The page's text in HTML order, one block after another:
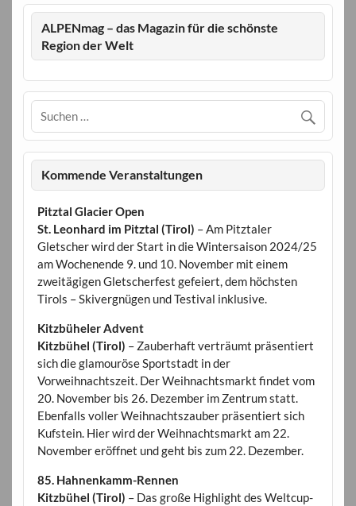
ALPENmag – das Magazin für die schönste
Region der Welt
Kommende Veranstaltungen
Pitztal Glacier Open
St. Leonhard im Pitztal (Tirol) – Am Pitztaler
Gletscher wird der Start in die Wintersaison 2024/25
am Wochenende 9. und 10. November mit einem
zweitägigen Gletscherfest gefeiert, dem höchsten
Tirols – Skivergnügen und Testival inklusive.
Kitzbüheler Advent
Kitzbühel (Tirol) – Zauberhaft verträumt präsentiert
sich die glamouröse Sportstadt in der
Vorweihnachtszeit. Der Weihnachtsmarkt findet vom
20. November bis 26. Dezember im Zentrum statt.
Ebenfalls voller Weihnachtszauber präsentiert sich
Kufstein. Hier wird der Weihnachtsmarkt am 22.
November eröffnet und geht bis zum 22. Dezember.
85. Hahnenkamm-Rennen
Kitzbühel (Tirol) – Das große Highlight des Weltcup-